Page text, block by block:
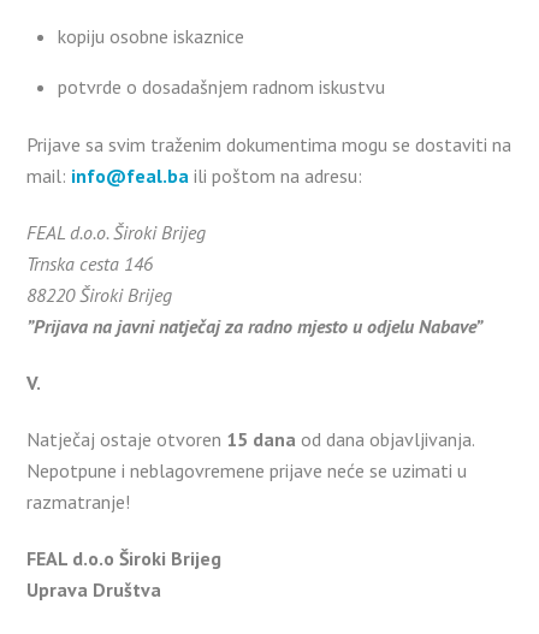
kopiju osobne iskaznice
potvrde o dosadašnjem radnom iskustvu
Prijave sa svim traženim dokumentima mogu se dostaviti na
mail: info@feal.ba ili poštom na adresu:
FEAL d.o.o. Široki Brijeg
Trnska cesta 146
88220 Široki Brijeg
”Prijava na javni natječaj za radno mjesto u odjelu Nabave”
V.
Natječaj ostaje otvoren 15 dana od dana objavljivanja.
Nepotpune i neblagovremene prijave neće se uzimati u
razmatranje!
FEAL d.o.o Široki Brijeg
Uprava Društva